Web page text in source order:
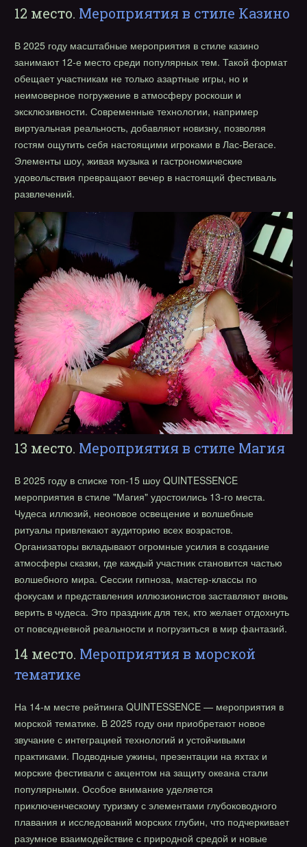
12 место. Мероприятия в стиле Казино
В 2025 году масштабные мероприятия в стиле казино
занимают 12-е место среди популярных тем. Такой формат
обещает участникам не только азартные игры, но и
неимоверное погружение в атмосферу роскоши и
эксклюзивности. Современные технологии, например
виртуальная реальность, добавляют новизну, позволяя
гостям ощутить себя настоящими игроками в Лас-Вегасе.
Элементы шоу, живая музыка и гастрономические
удовольствия превращают вечер в настоящий фестиваль
развлечений.
13 место. Мероприятия в стиле Магия
В 2025 году в списке топ-15 шоу QUINTESSENCE
мероприятия в стиле "Магия" удостоились 13-го места.
Чудеса иллюзий, неоновое освещение и волшебные
ритуалы привлекают аудиторию всех возрастов.
Организаторы вкладывают огромные усилия в создание
атмосферы сказки, где каждый участник становится частью
волшебного мира. Сессии гипноза, мастер-классы по
фокусам и представления иллюзионистов заставляют вновь
верить в чудеса. Это праздник для тех, кто желает отдохнуть
от повседневной реальности и погрузиться в мир фантазий.
14 место. Мероприятия в морской
тематике
На 14-м месте рейтинга QUINTESSENCE — мероприятия в
морской тематике. В 2025 году они приобретают новое
звучание с интеграцией технологий и устойчивыми
практиками. Подводные ужины, презентации на яхтах и
морские фестивали с акцентом на защиту океана стали
популярными. Особое внимание уделяется
приключенческому туризму с элементами глубоководного
плавания и исследований морских глубин, что подчеркивает
разумное взаимодействие с природной средой и новые